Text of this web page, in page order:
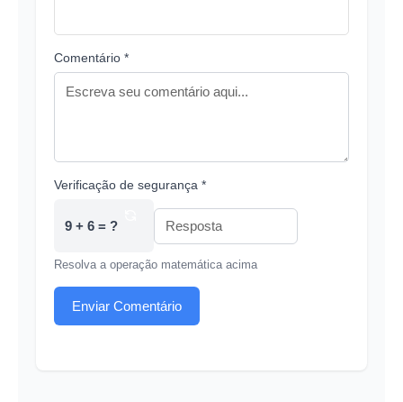
Comentário *
Verificação de segurança *
9 + 6 = ?
Resolva a operação matemática acima
Enviar Comentário